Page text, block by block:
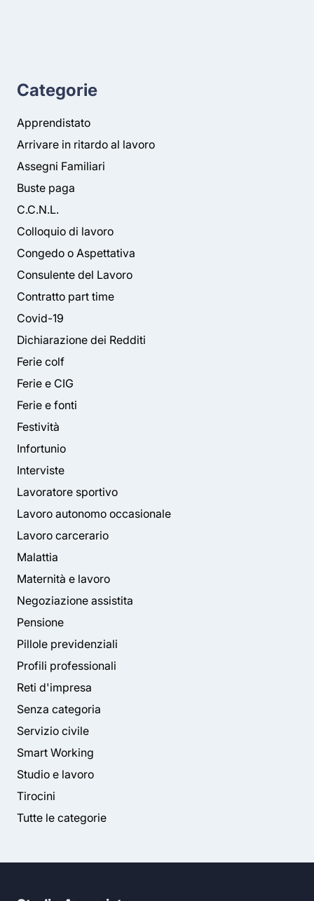
Categorie
Apprendistato
Arrivare in ritardo al lavoro
Assegni Familiari
Buste paga
C.C.N.L.
Colloquio di lavoro
Congedo o Aspettativa
Consulente del Lavoro
Contratto part time
Covid-19
Dichiarazione dei Redditi
Ferie colf
Ferie e CIG
Ferie e fonti
Festività
Infortunio
Interviste
Lavoratore sportivo
Lavoro autonomo occasionale
Lavoro carcerario
Malattia
Maternità e lavoro
Negoziazione assistita
Pensione
Pillole previdenziali
Profili professionali
Reti d'impresa
Senza categoria
Servizio civile
Smart Working
Studio e lavoro
Tirocini
Tutte le categorie